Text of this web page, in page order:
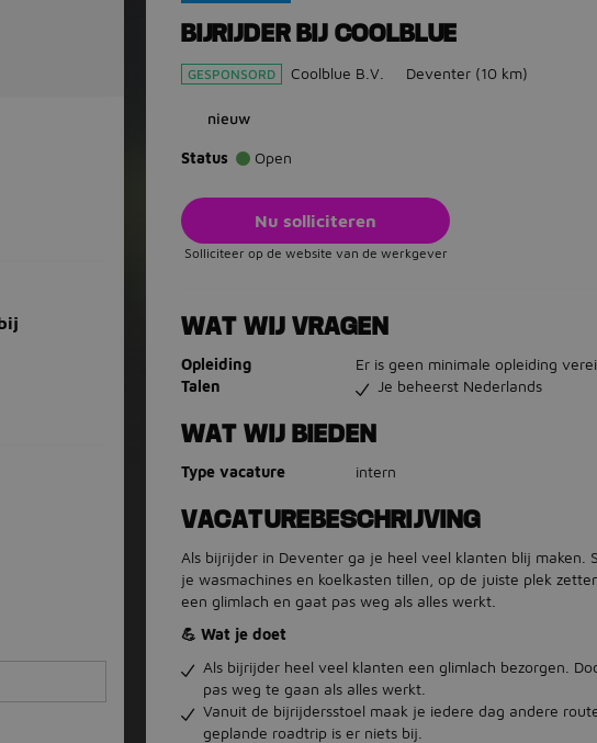
BIJRIJDER BIJ COOLBLUE
GESPONSORD Coolblue B.V. Deventer (10 km)
nieuw
Status Open
Nu solliciteren
Solliciteer op de website van de werkgever
WAT WIJ VRAGEN
Opleiding
Er is geen minimale opleiding
Talen
Je beheerst Nederlands
WAT WIJ BIEDEN
Type vacature intern
VACATUREBESCHRIJVING
Als bijrijder in Deventer ga je heel veel klanten blij maken.
je wasmachines en koelkasten tillen, op de juiste plek
een glimlach en gaat pas weg als alles werkt.
💪 Wat je doet
Als bijrijder heel veel klanten een glimlach bezorgen.
pas weg te gaan als alles werkt.
Vanuit de bijrijdersstoel maak je iedere dag andere
geplande roadtrip is er niets bij.